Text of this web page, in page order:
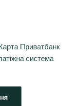
Приватбанк
система